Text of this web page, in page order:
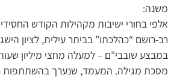
משנה:
אלפי בחורי ישיבות מקהילות הקודש
רב-רושם “כהלכתו” בביתר עילית, לציון
במבצע שובבי”ם – למעלה מחצי מיליון
מסכת מגילה. המעמד, שנערך בהשתתפות